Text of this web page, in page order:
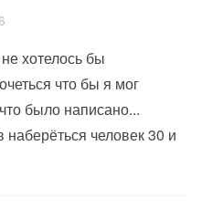
хотелось бы
что бы я мог
было написано...
наберёться человек 30 и